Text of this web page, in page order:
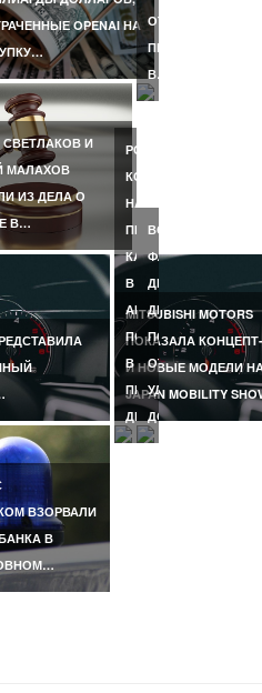
OPENAI НА
СВЕТЛАКОВ И
МАЛАХОВ
ИЗ ДЕЛА О
В…
ОТКАЗАЛСЯ
ПРИЕЗЖАТЬ
В…
MITSUBISHI MOTORS
ПОКАЗАЛА
И НОВЫЕ МОДЕЛИ
JAPAN MOBILITY
ВЗОРВАЛИ
В
РОССИЯНКА,
КОТОРУЮ
НАСМЕРТЬ
ПЕРЕЕХАЛ
КАТЕР
В
АНТАЛЬЕ,
ПОГИБЛА
В
ПЕРВЫЙ
ДЕНЬ…
ВО
ФЛОРИДЕ
ДВУХЛЕТНЯЯ
ДЕВОЧКА
ПОГИБЛА
ОТ
УДАРА
ДОМАШНЕГО…